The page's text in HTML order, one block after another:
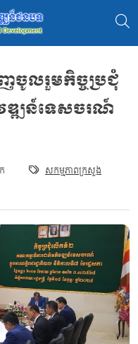
ចូលរួមកិច្ចប្រជុំ
ឌ្ឍន៍ទេសចរណ៍
សកម្មភាពក្រសួង